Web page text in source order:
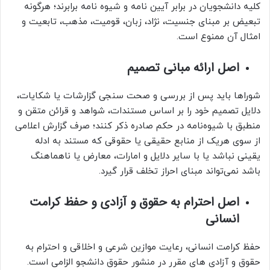
کلیه دانشجویان در برابر آیین نامه و شیوه نامه برابرند؛ هرگونه
تبعیض بر مبنای جنسیت، نژاد، زبان، قومیت، مذهب، تابعیت و
امثال آن ممنوع است.
اصل ارائه مبانی تصمیم
شوراها باید پس از بررسی و صحت سنجی گزارشات یا شکایات،
دلایل تصمیم خود را بر اساس مستندات، شواهد و قرائن متقن و
منطبق با شیوه‌نامه در حکم صادره ذکر کنند؛ صرف گزارش اعلامی
از سوی هریک از منابع حقیقی یا حقوقی که مستند به ادله
یقینی نباشد یا با سایر دلایل و امارات، معارض یا ناهماهنگ
باشد نمی‌تواند مبنای احراز تخلف قرار گیرد.
اصل احترام به حقوق و آزادی و حفظ کرامت
انسانی
حفظ کرامت انسانی، رعایت موازین شرعی و اخلاقی و احترام به
حقوق و آزادی های مقرر در منشور حقوق دانشجو الزامی است.